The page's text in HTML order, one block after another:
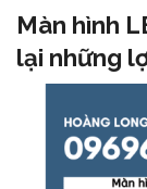
Màn hình
lại những